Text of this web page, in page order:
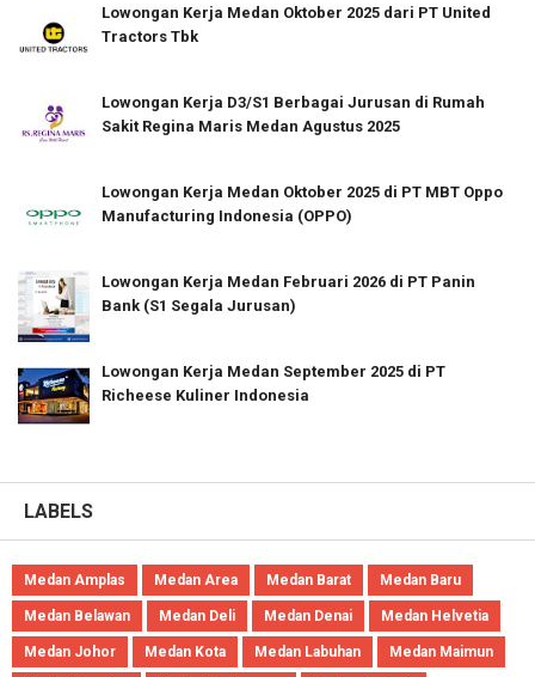
Lowongan Kerja Medan Oktober 2025 dari PT United
Tractors Tbk
Lowongan Kerja D3/S1 Berbagai Jurusan di Rumah
Sakit Regina Maris Medan Agustus 2025
Lowongan Kerja Medan Oktober 2025 di PT MBT Oppo
Manufacturing Indonesia (OPPO)
Lowongan Kerja Medan Februari 2026 di PT Panin
Bank (S1 Segala Jurusan)
Lowongan Kerja Medan September 2025 di PT
Richeese Kuliner Indonesia
LABELS
Medan Amplas Medan Area Medan Barat Medan Baru
Medan Belawan Medan Deli Medan Denai Medan Helvetia
Medan Johor Medan Kota Medan Labuhan Medan Maimun